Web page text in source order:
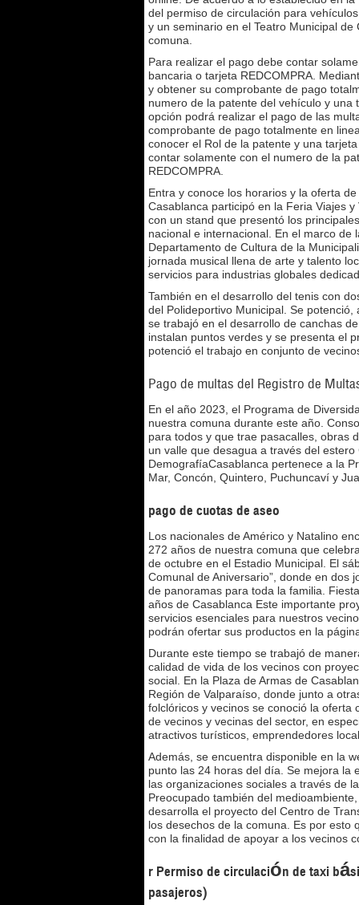
del permiso de circulación para
y un seminario en el Teatro Municipal
comuna.
Para realizar el pago debe contar
bancaria o tarjeta REDCOMPRA.
y obtener su comprobante de pago
numero de la patente del vehículo y una
opción podrá realizar el pago de las
comprobante de pago totalmente en
conocer el Rol de la patente y una
contar solamente con el numero de la
REDCOMPRA.
Entra y conoce los horarios y la oferta
Casablanca participó en la Feria Viajes
con un stand que presentó los
nacional e internacional. En el marco de
Departamento de Cultura de la
jornada musical llena de arte y talento
servicios para industrias globales
También en el desarrollo del tenis con
del Polideportivo Municipal. Se
se trabajó en el desarrollo de canchas
instalan puntos verdes y se presenta el
potenció el trabajo en conjunto de
Pago de multas del Registro de
En el año 2023, el Programa de
nuestra comuna durante este año.
para todos y que trae pasacalles, obras
un valle que desagua a través del
DemografíaCasablanca pertenece a la
Mar, Concón, Quintero, Puchuncaví y
pago de cuotas de aseo
Los nacionales de Américo y Natalino
272 años de nuestra comuna que
de octubre en el Estadio Municipal. El
Comunal de Aniversario”, donde en
de panoramas para toda la familia.
años de Casablanca Este importante
servicios esenciales para nuestros
podrán ofertar sus productos en la
Durante este tiempo se trabajó de
calidad de vida de los vecinos con
social. En la Plaza de Armas de
Región de Valparaíso, donde junto a
folclóricos y vecinos se conoció la
de vecinos y vecinas del sector, en
atractivos turísticos, emprendedores
Además, se encuentra disponible en la
punto las 24 horas del día. Se mejora la
las organizaciones sociales a través de
Preocupado también del
desarrolla el proyecto del Centro de
los desechos de la comuna. Es por esto
con la finalidad de apoyar a los vecinos
r Permiso de circulación de taxi
pasajeros)